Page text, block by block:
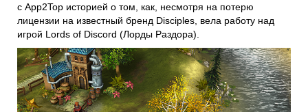
с App2Top историей о том, как, несмотря на потерю
лицензии на известный бренд Disciples, вела работу над
игрой Lords of Discord (Лорды Раздора).